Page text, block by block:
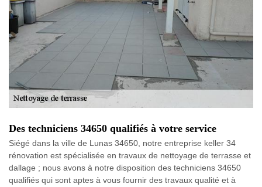
Des techniciens 34650 qualifiés à votre service
Siégé dans la ville de Lunas 34650, notre entreprise keller 34
rénovation est spécialisée en travaux de nettoyage de terrasse et
dallage ; nous avons à notre disposition des techniciens 34650
qualifiés qui sont aptes à vous fournir des travaux qualité et à